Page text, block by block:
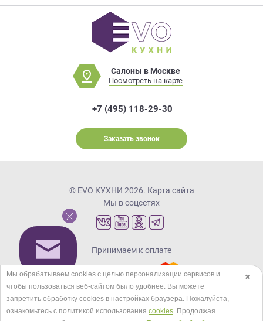
Салоны в Москве
Посмотреть на карте
+7 (495) 118-29-30
Заказать звонок
© EVO КУХНИ 2026. Карта сайта
Мы в соцсетях
Принимаем к оплате
Кредиты и рассрочка
✖
Мы обрабатываем cookies с целью персонализации сервисов и
чтобы пользоваться веб-сайтом было удобнее. Вы можете
запретить обработку сookies в настройках браузера. Пожалуйста,
ознакомьтесь с политикой использования cookies. Продолжая